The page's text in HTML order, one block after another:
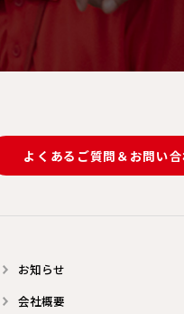
よくあるご質問＆お問い
お知らせ
会社概要